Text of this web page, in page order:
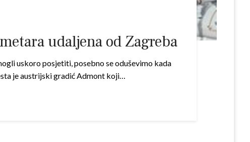
udaljena od Zagreba
uskoro posjetiti, posebno se oduševimo kada
je austrijski gradić Admont koji…